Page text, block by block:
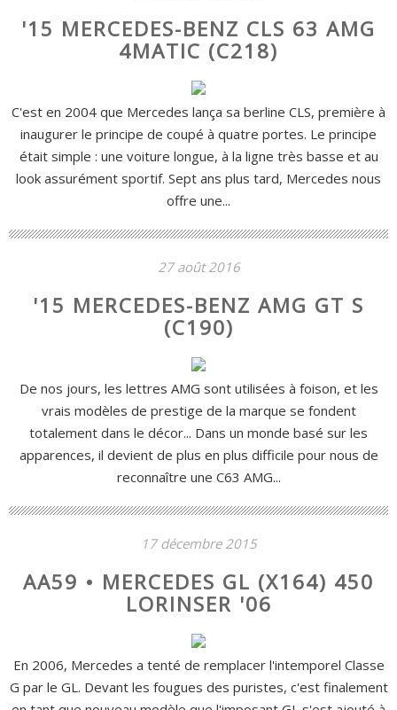
'15 MERCEDES-BENZ CLS 63 AMG
4MATIC (C218)
C'est en 2004 que Mercedes lança sa berline CLS, première à
inaugurer le principe de coupé à quatre portes. Le principe
était simple : une voiture longue, à la ligne très basse et au
look assurément sportif. Sept ans plus tard, Mercedes nous
offre une...
27 août 2016
'15 MERCEDES-BENZ AMG GT S
(C190)
De nos jours, les lettres AMG sont utilisées à foison, et les
vrais modèles de prestige de la marque se fondent
totalement dans le décor... Dans un monde basé sur les
apparences, il devient de plus en plus difficile pour nous de
reconnaître une C63 AMG...
17 décembre 2015
AA59 • MERCEDES GL (X164) 450
LORINSER '06
En 2006, Mercedes a tenté de remplacer l'intemporel Classe
G par le GL. Devant les fougues des puristes, c'est finalement